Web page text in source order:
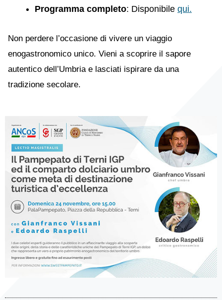
Programma completo: Disponibile qui.
Non perdere l’occasione di vivere un viaggio
enogastronomico unico. Vieni a scoprire il sapore
autentico dell’Umbria e lasciati ispirare da una
tradizione secolare.